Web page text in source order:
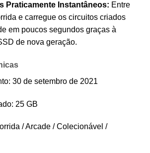
Praticamente Instantâneos: Entre
e carregue os circuitos criados
em poucos segundos graças à
de nova geração.
30 de setembro de 2021
25 GB
/ Arcade / Colecionável /